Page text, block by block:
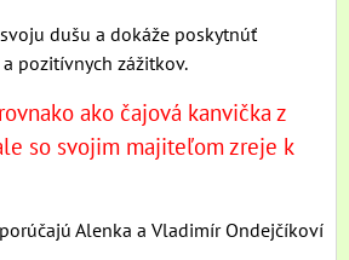
dušu a dokáže poskytnúť
pozitívnych zážitkov.
ako čajová kanvička z
so svojim majiteľom zreje k
Alenka a Vladimír Ondejčíkoví